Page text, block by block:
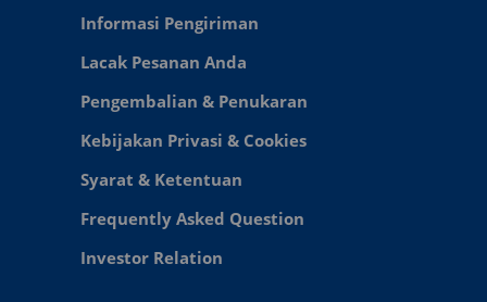
Informasi Pengiriman
Lacak Pesanan Anda
Pengembalian & Penukaran
Kebijakan Privasi & Cookies
Syarat & Ketentuan
Frequently Asked Question
Investor Relation